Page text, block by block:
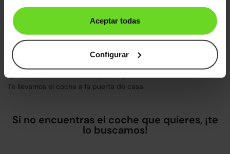
Aceptar todas
Configurar
Coches de segunda mano por provincia
Si lo prefieres, puedes encontrar tu coche de segunda mano y
ocasión en tu provincia, donde encontrarás información
detallada sobre como comprar tu coche en
Guadalajara
. ¡No te
quedes sin tu coche Clicars, sin importar donde te encuentres!
Te llevamos el coche a la puerta de casa.
Si no encuentras el coche que quieres, ¡te
lo buscamos!